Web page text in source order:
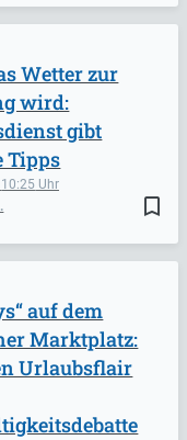
bookmark_border
10:25
Wetter zur
wird:
gibt
Tipps
auf dem
Marktplatz:
Urlaubsflair